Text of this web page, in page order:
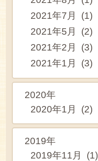
2021年7月 (1)
2021年5月 (2)
2021年2月 (3)
2021年1月 (3)
2020年
2020年1月 (2)
2019年
2019年11月 (1)